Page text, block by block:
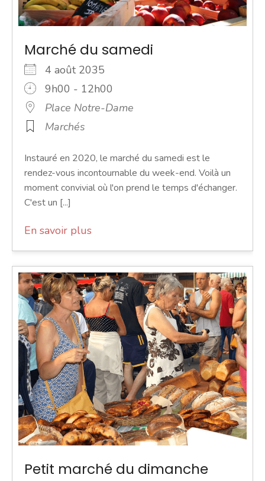
Marché du samedi
4 août 2035
9h00 - 12h00
Place Notre-Dame
Marchés
Instauré en 2020, le marché du samedi est le
rendez-vous incontournable du week-end. Voilà un
moment convivial où l'on prend le temps d'échanger.
C'est un [...]
En savoir plus
Petit marché du dimanche